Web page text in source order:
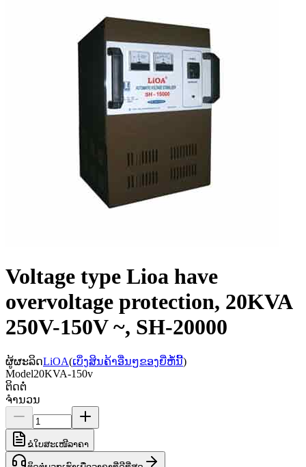
Voltage type Lioa have
overvoltage protection, 20KVA
250V-150V ~, SH-20000
ຜູ້ຜະລິດLiOA(ເບິ່ງສິນຄ້າອື່ນໆຂອງຍີ່ຫໍ້ນີ້)
Model20KVA-150v
ຕິດຕໍ່
ຈຳນວນ
ຂໍໃບສະເໜີລາຄາ